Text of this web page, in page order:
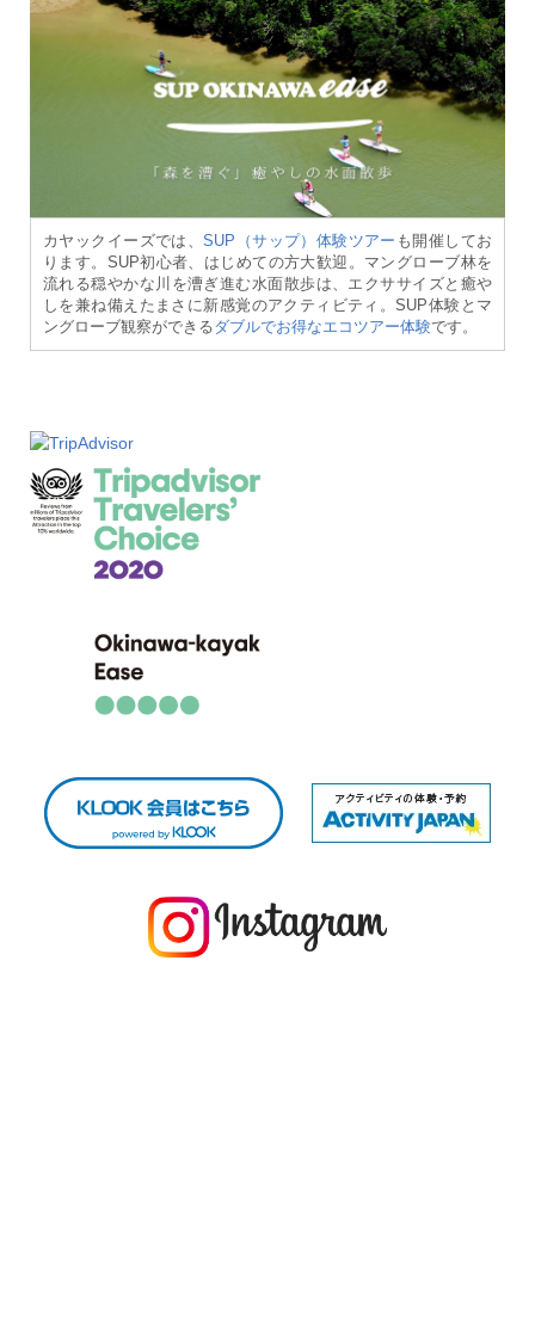
カヤックイーズでは、SUP（サップ）体験ツアー も開催してお
ります。SUP初心者、はじめての方大歓迎。マングローブ林を
流れる穏やかな川を漕ぎ進む水面散歩は、エクササイズと癒や
しを兼ね備えたまさに新感覚のアクティビティ。SUP体験とマ
ングローブ観察ができるダブルでお得なエコツアー体験です。